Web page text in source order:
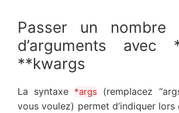
Passer un nombre
d’arguments avec
**kwargs
La syntaxe *args (remplacez
vous voulez) permet d’indiquer